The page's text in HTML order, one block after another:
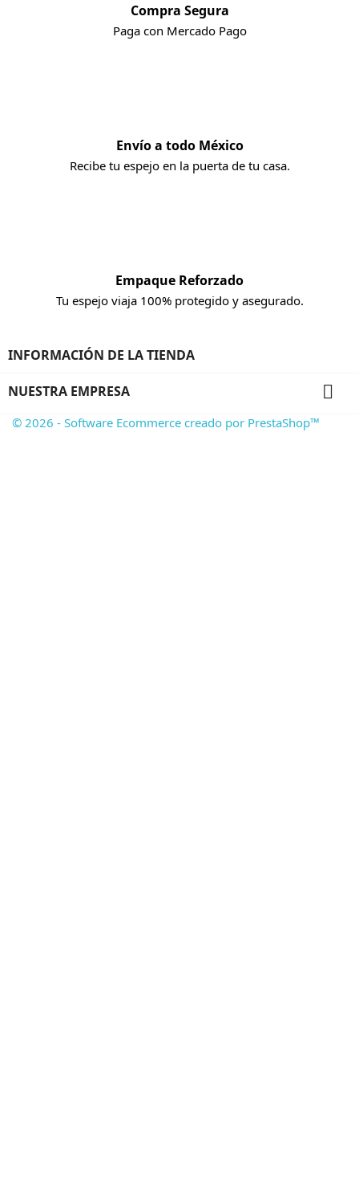
Compra Segura
Paga con Mercado Pago
Envío a todo México
Recibe tu espejo en la puerta de tu casa.
Empaque Reforzado
Tu espejo viaja 100% protegido y asegurado.
INFORMACIÓN DE LA TIENDA
NUESTRA EMPRESA 
© 2026 - Software Ecommerce creado por PrestaShop™